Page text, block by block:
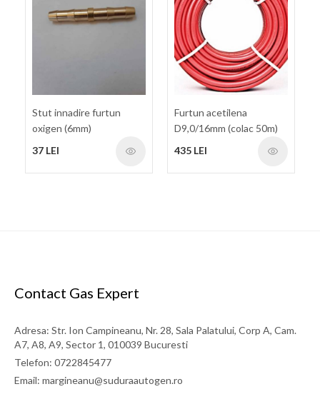
Stut innadire furtun
oxigen (6mm)
37 LEI
Furtun acetilena
D9,0/16mm (colac 50m)
GCE
435 LEI
Contact Gas Expert
Adresa: Str. Ion Campineanu, Nr. 28, Sala Palatului, Corp A, Cam.
A7, A8, A9, Sector 1, 010039 Bucuresti
Telefon: 0722845477
Email: margineanu@suduraautogen.ro